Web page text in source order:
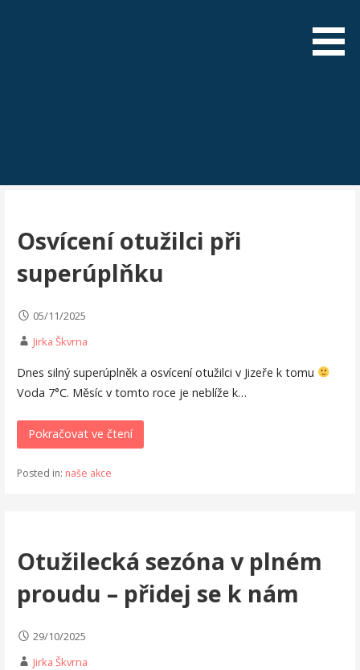
Osvícení otužilci při
superúplňku
05/11/2025
Jirka Škvrna
Dnes silný superúplněk a osvícení otužilci v Jizeře k tomu
Voda 7°C. Měsíc v tomto roce je neblíže k…
Pokračovat ve čtení
Posted in: naše akce
Otužilecká sezóna v plném
proudu – přidej se k nám
29/10/2025
Jirka Škvrna